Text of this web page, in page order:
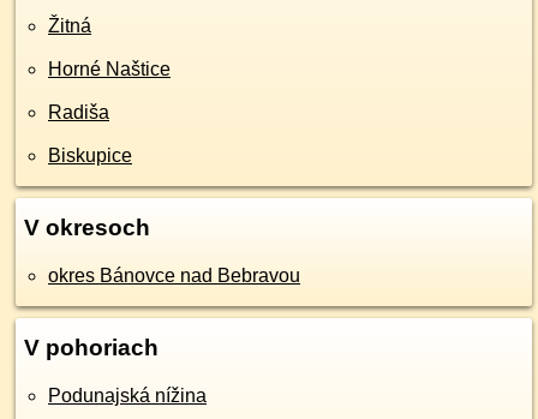
Žitná
Horné Naštice
Radiša
Biskupice
V okresoch
okres Bánovce nad Bebravou
V pohoriach
Podunajská nížina